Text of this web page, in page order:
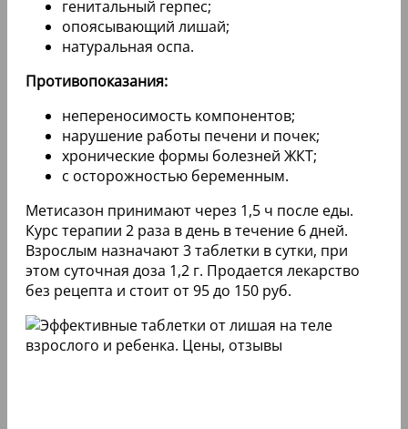
генитальный герпес;
опоясывающий лишай;
натуральная оспа.
Противопоказания:
непереносимость компонентов;
нарушение работы печени и почек;
хронические формы болезней ЖКТ;
с осторожностью беременным.
Метисазон принимают через 1,5 ч после еды.
Курс терапии 2 раза в день в течение 6 дней.
Взрослым назначают 3 таблетки в сутки, при
этом суточная доза 1,2 г. Продается лекарство
без рецепта и стоит от 95 до 150 руб.